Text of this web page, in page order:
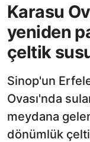
Karasu
yeniden
çeltik
Sinop'un
Ovası'nda
meydana
dönümlük